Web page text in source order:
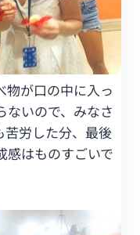
物が口の中に入っ
ないので、みなさ
苦労した分、最後
感はものすごいで